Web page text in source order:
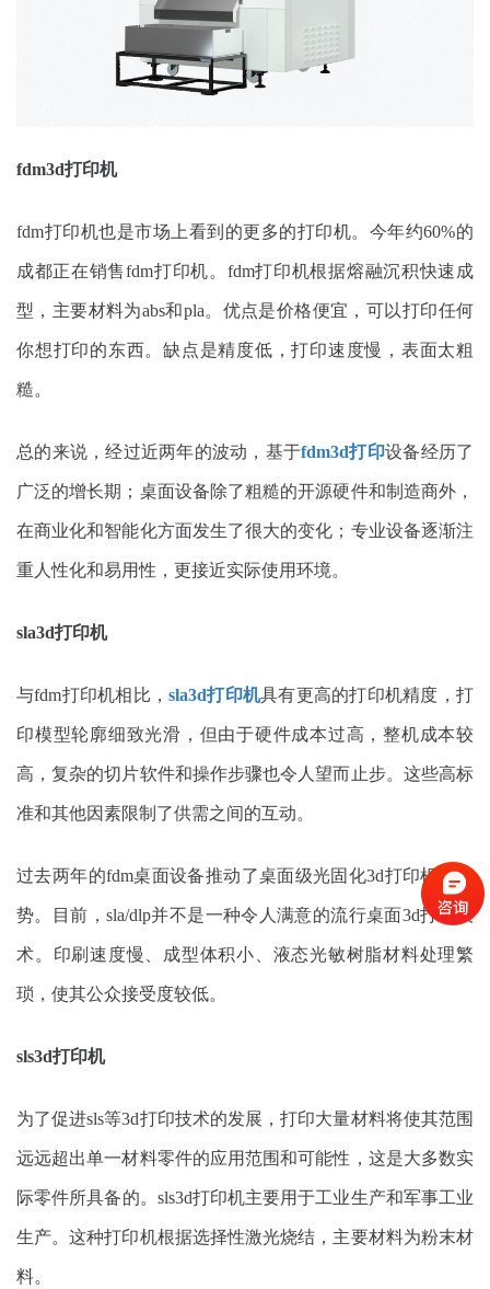
fdm3d打印机
fdm打印机也是市场上看到的更多的打印机。今年约60%的
成都正在销售fdm打印机。fdm打印机根据熔融沉积快速成
型，主要材料为abs和pla。优点是价格便宜，可以打印任何
你想打印的东西。缺点是精度低，打印速度慢，表面太粗
糙。
总的来说，经过近两年的波动，基于fdm3d打印设备经历了
广泛的增长期；桌面设备除了粗糙的开源硬件和制造商外，
在商业化和智能化方面发生了很大的变化；专业设备逐渐注
重人性化和易用性，更接近实际使用环境。
sla3d打印机
与fdm打印机相比，sla3d打印机具有更高的打印机精度，打
印模型轮廓细致光滑，但由于硬件成本过高，整机成本较
高，复杂的切片软件和操作步骤也令人望而止步。这些高标
准和其他因素限制了供需之间的互动。
过去两年的fdm桌面设备推动了桌面级光固化3d打印机的趋
势。目前，sla/dlp并不是一种令人满意的流行桌面3d打印技
术。印刷速度慢、成型体积小、液态光敏树脂材料处理繁
琐，使其公众接受度较低。
sls3d打印机
为了促进sls等3d打印技术的发展，打印大量材料将使其范围
远远超出单一材料零件的应用范围和可能性，这是大多数实
际零件所具备的。sls3d打印机主要用于工业生产和军事工业
生产。这种打印机根据选择性激光烧结，主要材料为粉末材
料。